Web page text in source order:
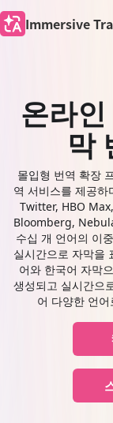
온라
막
몰입형 번역 확장
역 서비스를 제공
Twitter, HBO
Bloomberg,
수십 개 언어의 이
실시간으로 자막을
어와 한국어 자막
생성되고 실시간으
어 다양한 언
Immersive